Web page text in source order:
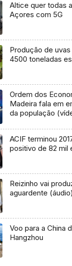
Altice quer todas
Açores com 5G
Produção de
4500 toneladas
Ordem dos
Madeira fala em
da população
ACIF terminou 2017 com resultado
positivo de 82 mil
Reizinho vai
aguardente (áudio)
Voo para a China
Hangzhou